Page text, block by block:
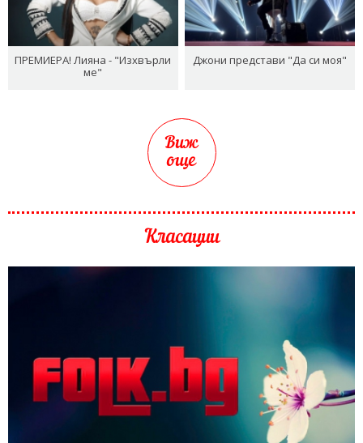
ПРЕМИЕРА! Лияна - "Изхвърли
ме"
Джони представи "Да си моя"
Виж
още
Класации